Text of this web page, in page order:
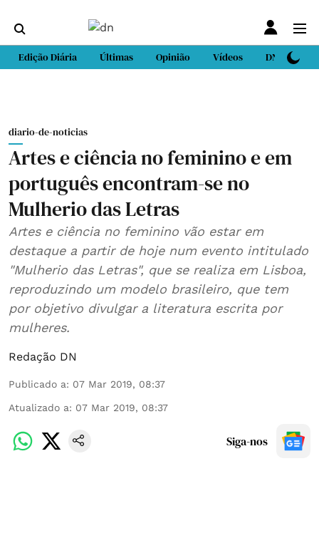
Edição Diária Últimas Opinião Vídeos DN Sport
diario-de-noticias
Artes e ciência no feminino e em
português encontram-se no
Mulherio das Letras
Artes e ciência no feminino vão estar em
destaque a partir de hoje num evento intitulado
"Mulherio das Letras", que se realiza em Lisboa,
reproduzindo um modelo brasileiro, que tem
por objetivo divulgar a literatura escrita por
mulheres.
Redação DN
Publicado a: 07 Mar 2019, 08:37
Atualizado a: 07 Mar 2019, 08:37
Siga-nos